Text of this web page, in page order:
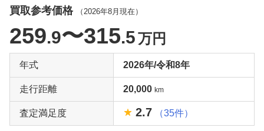
買取参考価格 （ 2026年8月 現在）
259.9〜315.5万円
年式 2026年/令和8年
走行距離 20,000 km
査定満足度 2.7 （35件）